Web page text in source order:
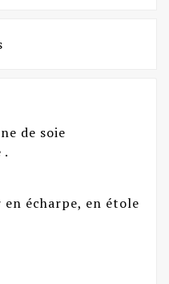
de soie
.
écharpe, en étole